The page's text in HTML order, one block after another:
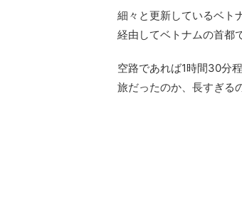
細々と更新しているベト
経由してベトナムの首都
空路であれば1時間30分
旅だったのか、長すぎる